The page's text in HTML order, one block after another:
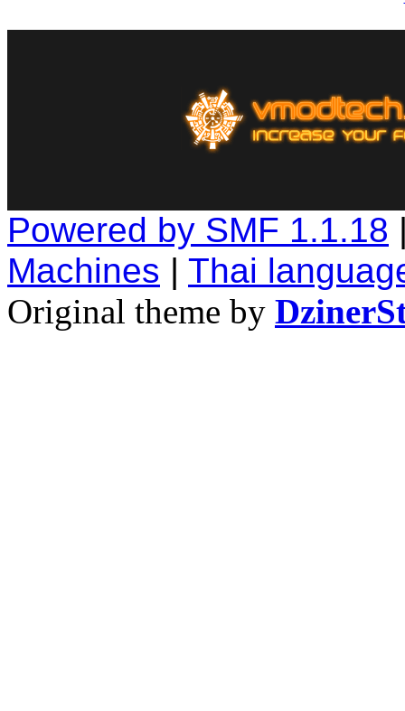
Powered by SMF 1.1.18
Machines | Thai
Original theme by